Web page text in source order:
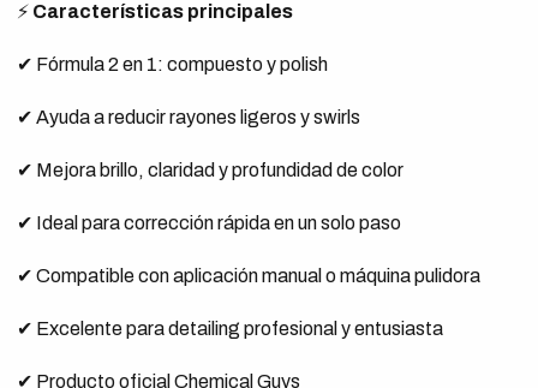
⚡ Características principales
✔ Fórmula 2 en 1: compuesto y polish
✔ Ayuda a reducir rayones ligeros y swirls
✔ Mejora brillo, claridad y profundidad de color
✔ Ideal para corrección rápida en un solo paso
✔ Compatible con aplicación manual o máquina pulidora
✔ Excelente para detailing profesional y entusiasta
✔ Producto oficial Chemical Guys